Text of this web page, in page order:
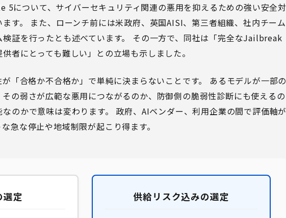
について、サイバーセキュリティ関連の悪用を抑えるための強い安全対
す。 また、ローンチ前には米政府、英国AISI、第三者組織、社内チーム
証を行ったとも述べています。 その一方で、同社は「完全なJailbreak
者にとっても難しい」との立場も示しました。
「合格か不合格か」で単純に決まらないことです。 あるモデルが一部の
の弱さが広範な悪用につながるのか、防御側の脆弱性診断にも使えるの
のかで意味は変わります。 政府、AIベンダー、利用企業の間で評価軸が
急な停止や地域制限が起こり得ます。
選定 供給リスク込みの選定